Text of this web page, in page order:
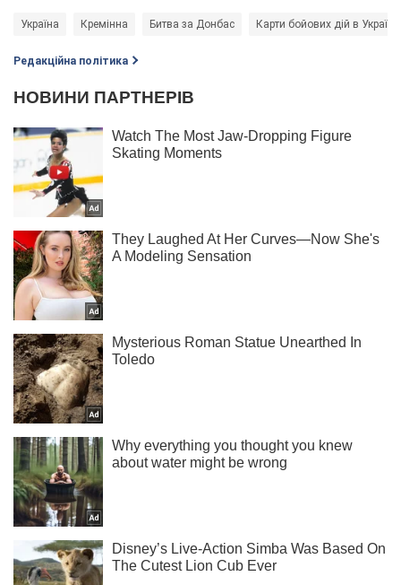
Україна Кремінна Битва за Донбас Карти бойових дій в Україні
Редакційна політика